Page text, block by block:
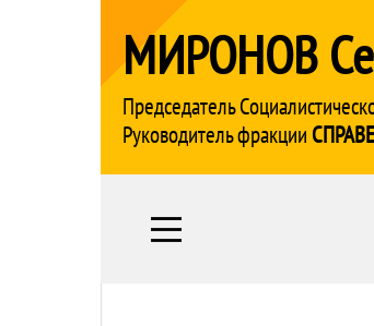
МИРОНОВ
Председатель
Руководитель фракции